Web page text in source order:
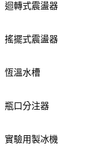
迴轉式震盪器
搖擺式震盪器
恆溫水槽
瓶口分注器
實驗用製冰機